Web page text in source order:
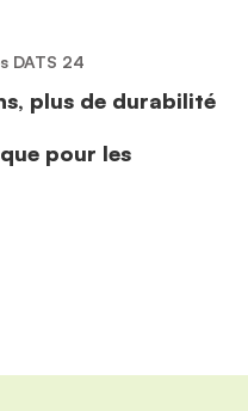
DATS 24
plus de durabilité
pour les